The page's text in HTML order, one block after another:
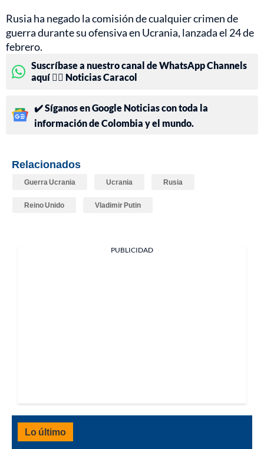
Rusia ha negado la comisión de cualquier crimen de
guerra durante su ofensiva en Ucrania, lanzada el 24 de
febrero.
Suscríbase a nuestro canal de WhatsApp Channels
aquí 👉🏻 Noticias Caracol
✔️ Síganos en Google Noticias con toda la
información de Colombia y el mundo.
Relacionados
Guerra Ucrania Ucrania Rusia
Reino Unido Vladimir Putin
PUBLICIDAD
Lo último